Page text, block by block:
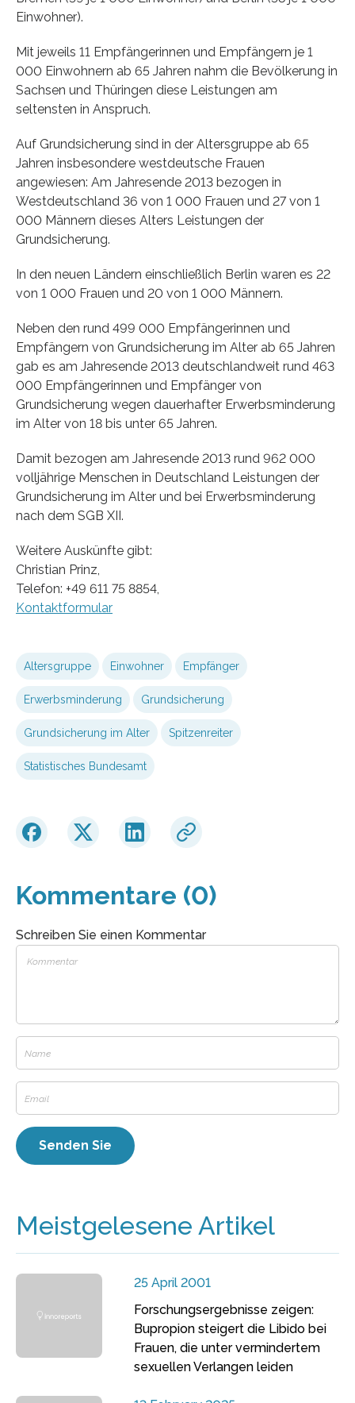
Einwohner).
Mit jeweils 11 Empfängerinnen und Empfängern je 1
000 Einwohnern ab 65 Jahren nahm die Bevölkerung in
Sachsen und Thüringen diese Leistungen am
seltensten in Anspruch.
Auf Grundsicherung sind in der Altersgruppe ab 65
Jahren insbesondere westdeutsche Frauen
angewiesen: Am Jahresende 2013 bezogen in
Westdeutschland 36 von 1 000 Frauen und 27 von 1
000 Männern dieses Alters Leistungen der
Grundsicherung.
In den neuen Ländern einschließlich Berlin waren es 22
von 1 000 Frauen und 20 von 1 000 Männern.
Neben den rund 499 000 Empfängerinnen und
Empfängern von Grundsicherung im Alter ab 65 Jahren
gab es am Jahresende 2013 deutschlandweit rund 463
000 Empfängerinnen und Empfänger von
Grundsicherung wegen dauerhafter Erwerbsminderung
im Alter von 18 bis unter 65 Jahren.
Damit bezogen am Jahresende 2013 rund 962 000
volljährige Menschen in Deutschland Leistungen der
Grundsicherung im Alter und bei Erwerbsminderung
nach dem SGB XII.
Weitere Auskünfte gibt:
Christian Prinz,
Telefon: +49 611 75 8854,
Kontaktformular
Altersgruppe Einwohner Empfänger
Erwerbsminderung Grundsicherung
Grundsicherung im Alter Spitzenreiter
Statistisches Bundesamt
Kommentare (0)
Schreiben Sie einen Kommentar
Meistgelesene Artikel
25 April 2001
Forschungsergebnisse zeigen:
Bupropion steigert die Libido bei
Frauen, die unter vermindertem
sexuellen Verlangen leiden